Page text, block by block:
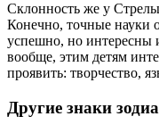
Склонность же у
Конечно, точные науки
успешно, но
вообще, этим детям
проявить: творчество,
Другие знаки